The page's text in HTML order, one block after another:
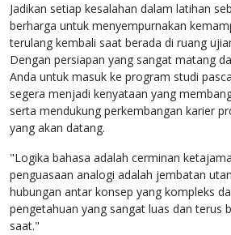
Jadikan setiap kesalahan dalam latihan
berharga untuk menyempurnakan
terulang kembali saat berada di ruang
Dengan persiapan yang sangat matang
Anda untuk masuk ke program studi
segera menjadi kenyataan yang
serta mendukung perkembangan karier
yang akan datang.
"Logika bahasa adalah cerminan
penguasaan analogi adalah jembatan
hubungan antar konsep yang kompleks
pengetahuan yang sangat luas dan terus
saat."